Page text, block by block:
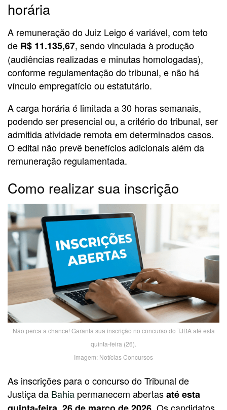
horária
A remuneração do Juiz Leigo é variável, com teto
de R$ 11.135,67, sendo vinculada à produção
(audiências realizadas e minutas homologadas),
conforme regulamentação do tribunal, e não há
vínculo empregatício ou estatutário.
A carga horária é limitada a 30 horas semanais,
podendo ser presencial ou, a critério do tribunal, ser
admitida atividade remota em determinados casos.
O edital não prevê benefícios adicionais além da
remuneração regulamentada.
Como realizar sua inscrição
Não perca a chance! Garanta sua inscrição no concurso do TJBA até esta
quinta-feira (26).
Imagem: Notícias Concursos
As inscrições para o concurso do Tribunal de
Justiça da Bahia permanecem abertasaté esta
. Os candidatos